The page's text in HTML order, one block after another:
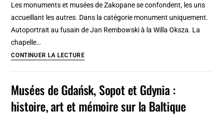
Les monuments et musées de Zakopane se confondent, les uns
accueillant les autres. Dans la catégorie monument uniquement.
Autoportrait au fusain de Jan Rembowski à la Willa Oksza. La
chapelle…
CONTINUER LA LECTUREMonuments
de
Zakopane
Musées de Gdańsk, Sopot et Gdynia :
histoire, art et mémoire sur la Baltique